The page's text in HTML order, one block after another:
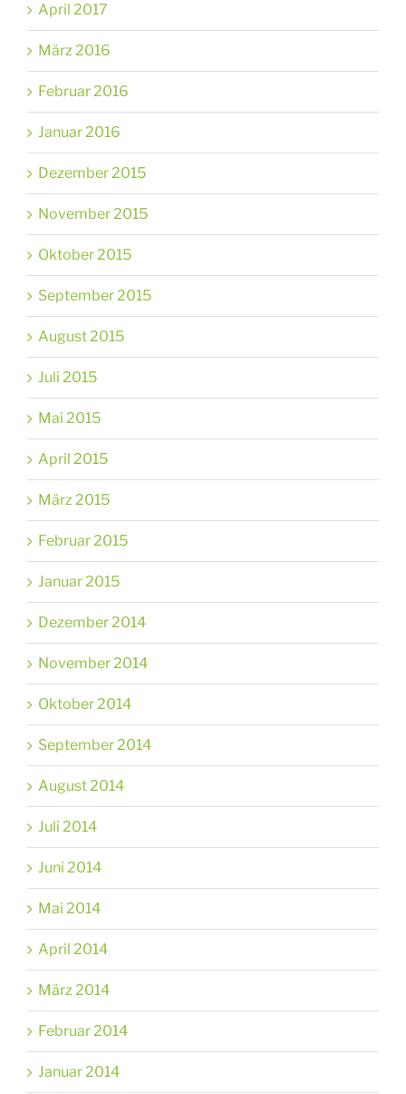
April 2017
März 2016
Februar 2016
Januar 2016
Dezember 2015
November 2015
Oktober 2015
September 2015
August 2015
Juli 2015
Mai 2015
April 2015
März 2015
Februar 2015
Januar 2015
Dezember 2014
November 2014
Oktober 2014
September 2014
August 2014
Juli 2014
Juni 2014
Mai 2014
April 2014
März 2014
Februar 2014
Januar 2014